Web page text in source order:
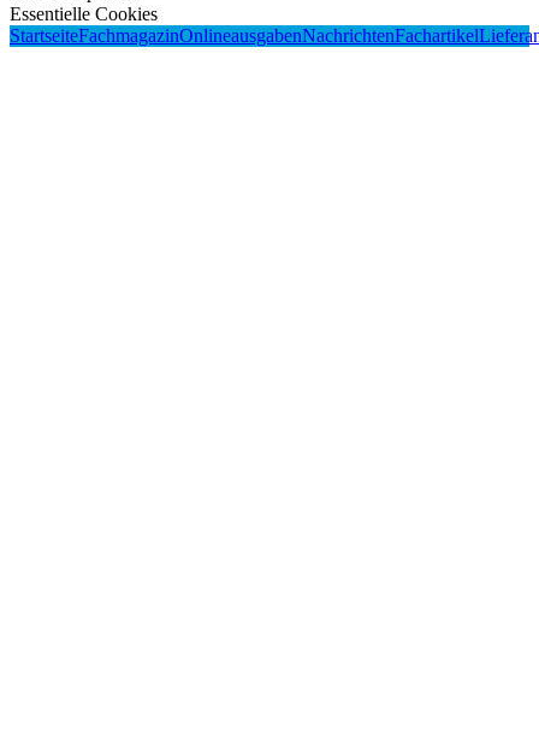
Essentielle Cookies
StartseiteFachmagazinOnlineausgabenNachrichtenFachartikel